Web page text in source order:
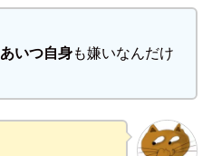
あいつ自身も嫌いなんだけ